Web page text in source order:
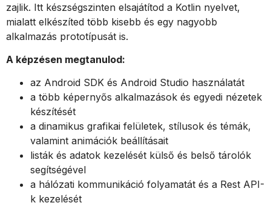
zajlik. Itt készségszinten elsajátítod a Kotlin nyelvet,
mialatt elkészíted több kisebb és egy nagyobb
alkalmazás prototípusát is.
A képzésen megtanulod:
az Android SDK és Android Studio használatát
a több képernyős alkalmazások és egyedi nézetek
készítését
a dinamikus grafikai felületek, stílusok és témák,
valamint animációk beállításait
listák és adatok kezelését külső és belső tárolók
segítségével
a hálózati kommunikáció folyamatát és a Rest API-
k kezelését